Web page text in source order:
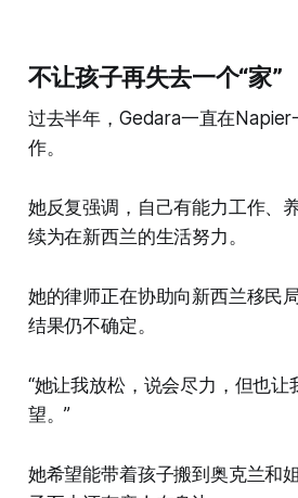
不让孩子再失去一个“家”
过去半年，Gedara一直在Napier
作。
她反复强调，自己有能力工作、
续为在新西兰的生活努力。
她的律师正在协助向新西兰移民
结果仍不确定。
“她让我放松，说会尽力，但也让
望。”
她希望能带着孩子搬到奥克兰和